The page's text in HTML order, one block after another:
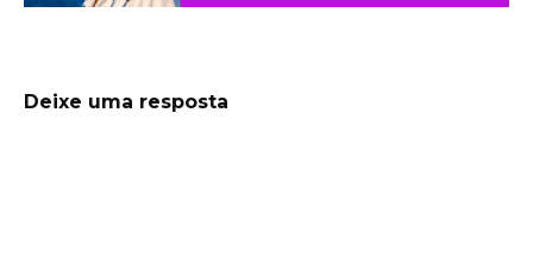
Deixe uma resposta